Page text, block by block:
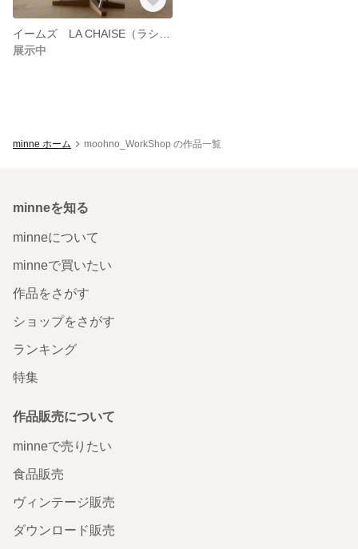
展示中
minne ホーム moohno_WorkShop の作品一覧
minneを知る
minneについて
minneで買いたい
作品をさがす
ショップをさがす
ランキング
特集
作品販売について
minneで売りたい
食品販売
ヴィンテージ販売
ダウンロード販売